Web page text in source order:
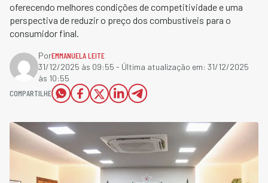
oferecendo melhores condições de competitividade e uma
perspectiva de reduzir o preço dos combustíveis para o
consumidor final.
PorEMMANUELA LEITE
31/12/2025 às 09:55 - Última atualização em: 31/12/2025
às 10:55
COMPARTILHE